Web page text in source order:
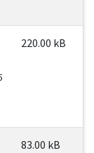
220.00 kB
83.00 kB